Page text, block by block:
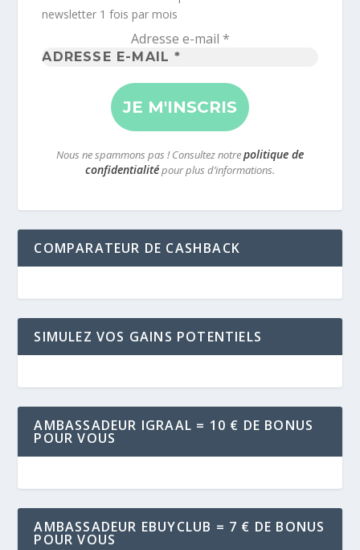
newsletter 1 fois par mois
Adresse e-mail *
Nous ne spammons pas ! Consultez notrepolitique de
confidentialitépour plus d’informations.
COMPARATEUR DE CASHBACK
SIMULEZ VOS GAINS POTENTIELS
AMBASSADEUR IGRAAL = 10 € DE BONUS
POUR VOUS
AMBASSADEUR EBUYCLUB = 7 € DE BONUS
POUR VOUS